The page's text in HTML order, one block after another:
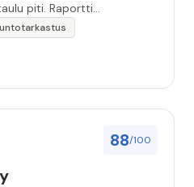
piti. Raportti
päivänä..Kattava
selvästi.
88/100